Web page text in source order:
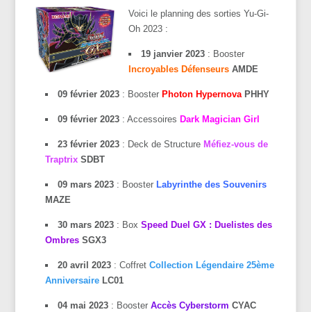
Voici le planning des sorties Yu-Gi-
Oh 2023 :
19 janvier 2023: Booster
Incroyables Défenseurs AMDE
09 février 2023 : Booster Photon Hypernova PHHY
09 février 2023 : Accessoires Dark Magician Girl
23 février 2023 : Deck de Structure Méfiez-vous de
Traptrix SDBT
09 mars 2023 : Booster Labyrinthe des Souvenirs
MAZE
30 mars 2023 : BoxSpeed Duel GX : Duelistes des
Ombres SGX3
20 avril 2023 : Coffret Collection Légendaire 25ème
Anniversaire LC01
04 mai 2023 : Booster Accès Cyberstorm CYAC